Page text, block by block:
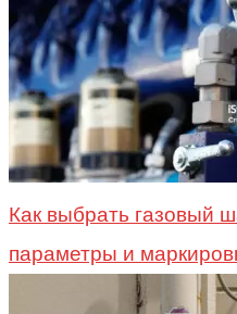
Как выбрать газовый
параметры и